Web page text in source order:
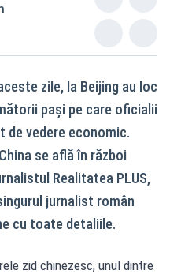
zile, la Beijing au loc
pași pe care oficialii
de vedere economic.
se află în război
Realitatea PLUS,
jurnalist român
cu toate detaliile.
zid chinezesc, unul dintre